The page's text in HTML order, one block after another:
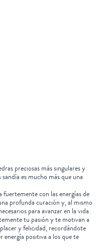
preciosas más singulares y
es mucho más que una
fuertemente con las energías de
profunda curación y, al mismo
para avanzar en la vida.
tu pasión y te motivan a
yfelicidad, recordándote
energía positiva a los que te